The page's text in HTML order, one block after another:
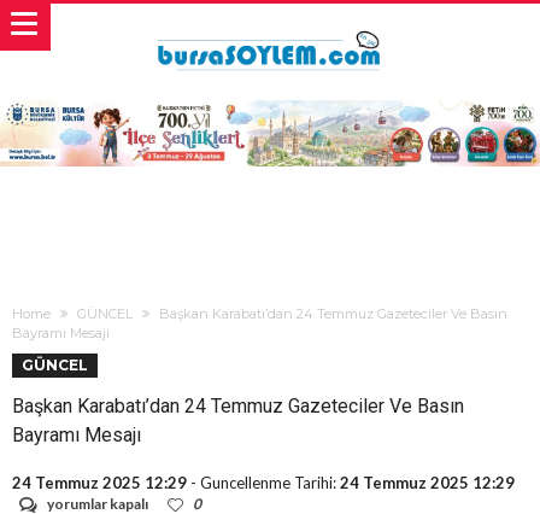
Home GÜNCEL
Başkan Karabatı’dan 24 Temmuz Gazeteciler Ve Basın
Bayramı Mesajı
GÜNCEL
Başkan Karabatı’dan 24 Temmuz Gazeteciler Ve Basın
Bayramı Mesajı
24 Temmuz 2025 12:29 - Guncellenme Tarihi:24 Temmuz 2025 12:29
Başkan
yorumlar kapalı 0